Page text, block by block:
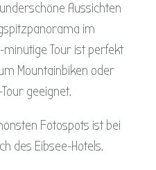
Aussichten
im
Tour ist perfekt
Mountainbiken oder
geeignet.
Fotospots ist bei
des Eibsee-Hotels.